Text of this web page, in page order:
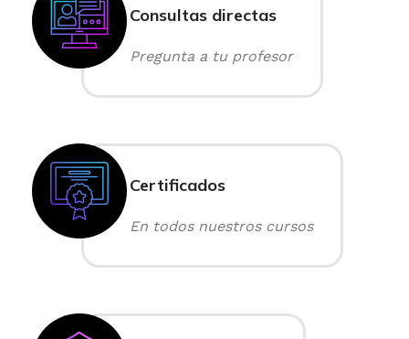
Consultas directas
Pregunta a tu profesor
Certificados
En todos nuestros cursos